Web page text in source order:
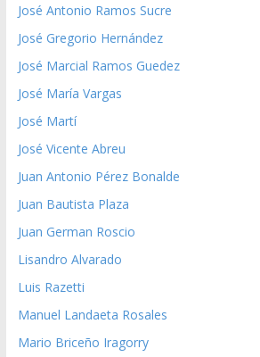
José Antonio Ramos Sucre
José Gregorio Hernández
José Marcial Ramos Guedez
José María Vargas
José Martí
José Vicente Abreu
Juan Antonio Pérez Bonalde
Juan Bautista Plaza
Juan German Roscio
Lisandro Alvarado
Luis Razetti
Manuel Landaeta Rosales
Mario Briceño Iragorry